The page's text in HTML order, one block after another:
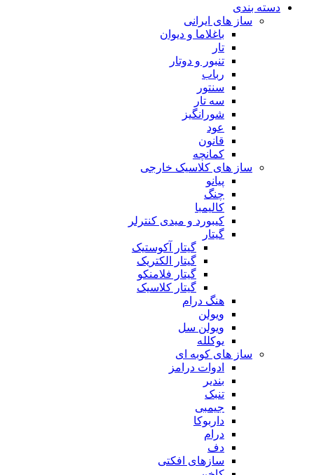
دسته بندی
ساز های ایرانی
باغلاما و دیوان
تار
تنبور و دوتار
رباب
سنتور
سه تار
شورانگیز
عود
قانون
کمانچه
ساز های کلاسیک خارجی
پیانو
چنگ
کالیمبا
کیبورد و میدی کنترلر
گیتار
گیتار آکوستیک
گیتار الکتریک
گیتار فلامنکو
گیتار کلاسیک
هنگ درام
ویولن
ویولن سل
یوکلله
ساز های کوبه ای
ادوات درامز
بندیر
تنبک
جیمبی
داربوکا
درام
دف
سازهای افکتی